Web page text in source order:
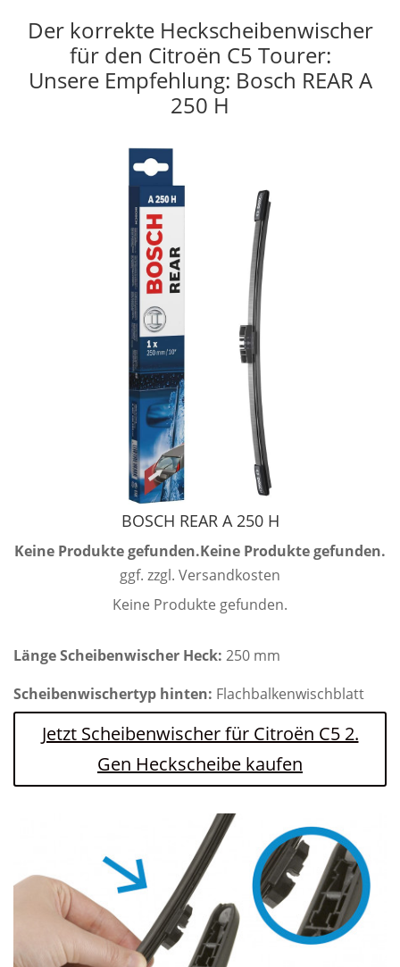
Der korrekte Heckscheibenwischer
für den Citroën C5 Tourer:
Unsere Empfehlung: Bosch REAR A
250 H
BOSCH REAR A 250 H
Keine Produkte gefunden.Keine Produkte gefunden.
ggf. zzgl. Versandkosten
Keine Produkte gefunden.
Länge Scheibenwischer Heck: 250 mm
Scheibenwischertyp hinten: Flachbalkenwischblatt
Jetzt Scheibenwischer für Citroën C5 2.
Gen Heckscheibe kaufen